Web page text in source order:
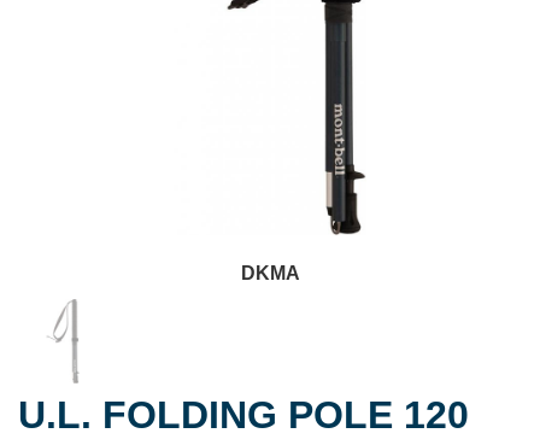
DKMA
U.L. FOLDING POLE 120